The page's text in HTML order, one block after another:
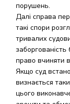
порушень.
Далі справа
такі спори
тривалих
право вчиняти
Якщо суд
визнається
цього